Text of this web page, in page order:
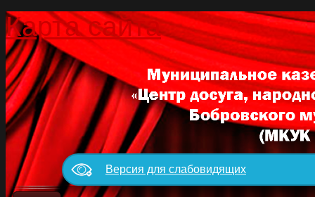
Карта сайта
Версия для слабовидящих